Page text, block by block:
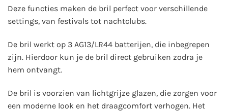
Deze functies maken de bril perfect voor verschillende
settings, van festivals tot nachtclubs.
De bril werkt op 3 AG13/LR44 batterijen, die inbegrepen
zijn. Hierdoor kun je de bril direct gebruiken zodra je
hem ontvangt.
De bril is voorzien van lichtgrijze glazen, die zorgen voor
een moderne look en het draagcomfort verhogen. Het